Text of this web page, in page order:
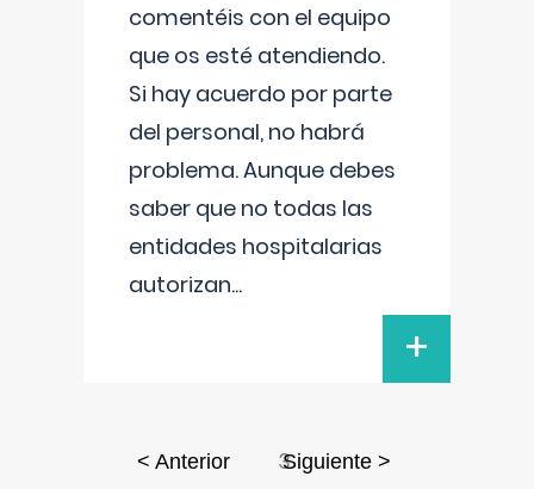
comentéis con el equipo
que os esté atendiendo.
Si hay acuerdo por parte
del personal, no habrá
problema. Aunque debes
saber que no todas las
entidades hospitalarias
autorizan...
+
< Anterior 3Siguiente >